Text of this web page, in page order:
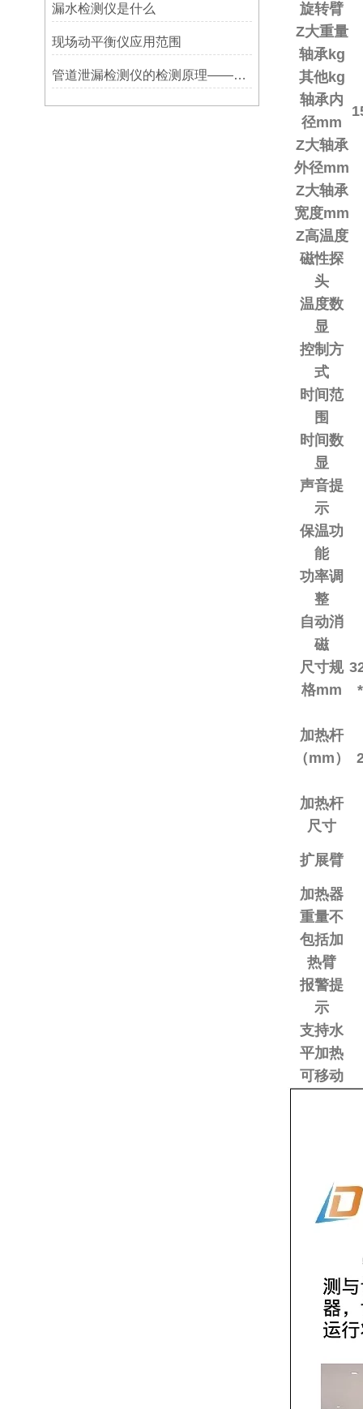
漏水检测仪是什么
现场动平衡仪应用范围
管道泄漏检测仪的检测原理——宁波利德
旋转臂
Z大重量
轴承kg
其他kg
轴承内
径mm
Z大轴承
外径mm
Z大轴承
宽度mm
Z高温度
磁性探
头
温度数
显
控制方
式
时间范
围
时间数
显
声音提
示
保温功
能
功率调
整
自动消
磁
尺寸规
格mm
加热杆
（mm）
加热杆
尺寸
扩展臂
加热器
重量不
包括加
热臂
报警提
示
支持水
平加热
可移动